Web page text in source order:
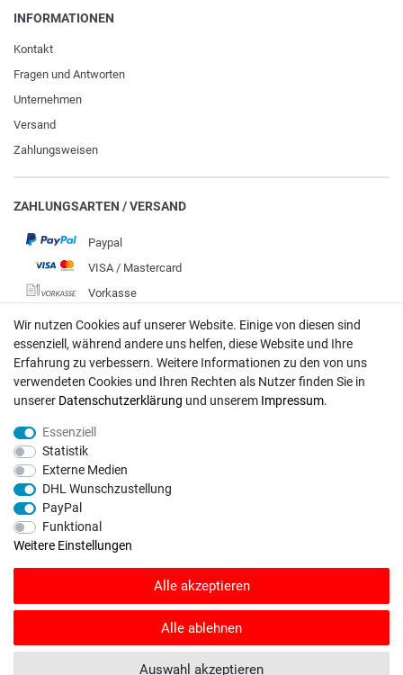
INFORMATIONEN
Kontakt
Fragen und Antworten
Unternehmen
Versand
Zahlungsweisen
ZAHLUNGSARTEN / VERSAND
Paypal
VISA / Mastercard
Vorkasse
DHL
Deutsche Post
Bei Fragen wenden Sie sich direkt an unser Service-Team.
info@rasentraktoren-motoren.de
MA-Versand GmbH, 53925 Kall, In der Laach 1-3
SHOPVOTE Bewertungen. SHOPVOTE setzt automatische und manuelle
© Copyright 2026 | Alle Rechte vorbehalten. - Rasentraktoren-Motoren | Realisation
Wir nutzen Cookies auf unserer Website. Einige von diesen sind
essenziell, während andere uns helfen, diese Website und Ihre
Erfahrung zu verbessern. Weitere Informationen zu den von uns
verwendeten Cookies und Ihren Rechten als Nutzer finden Sie in
unserer Daten­schutz­erklärung und unserem Impressum.
Essenziell
Statistik
Externe Medien
DHL Wunschzustellung
PayPal
Funktional
Weitere Einstellungen
Alle akzeptieren
Alle ablehnen
Auswahl akzeptieren